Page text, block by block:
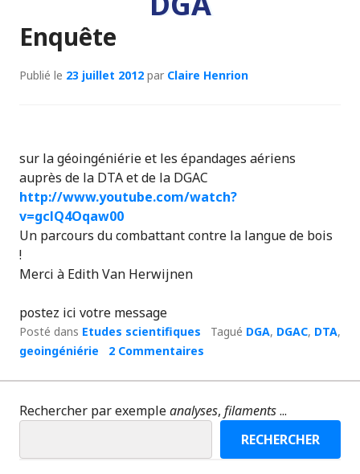
Enquête
Publié le 23 juillet 2012 par Claire Henrion
sur la géoingéniérie et les épandages aériens
auprès de la DTA et de la DGAC
http://www.youtube.com/watch?
v=gclQ4Oqaw00
Un parcours du combattant contre la langue de bois
!
Merci à Edith Van Herwijnen
postez ici votre message
Posté dans Etudes scientifiques Tagué DGA, DGAC, DTA,
geoingéniérie
2 Commentaires
Rechercher par exempleanalyses, filaments...
RECHERCHER